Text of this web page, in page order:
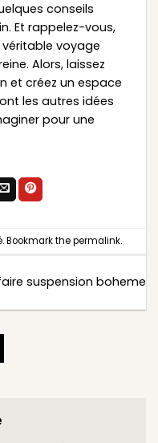
conseils
Et rappelez-vous,
voyage
Alors, laissez
et créez un espace
les autres idées
pour une
. Bookmark thepermalink.
suspension boheme